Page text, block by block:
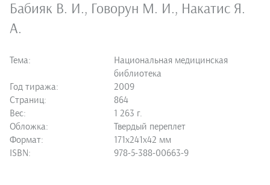
Бабияк В. И., Говорун М. И., Накатис Я.
А.
Тема:
Национальная медицинская
библиотека
Год тиража:
2009
Страниц:
864
Вес:
1 263 г.
Обложка:
Твердый переплет
Формат:
171х241х42 мм
ISBN:
978-5-388-00663-9